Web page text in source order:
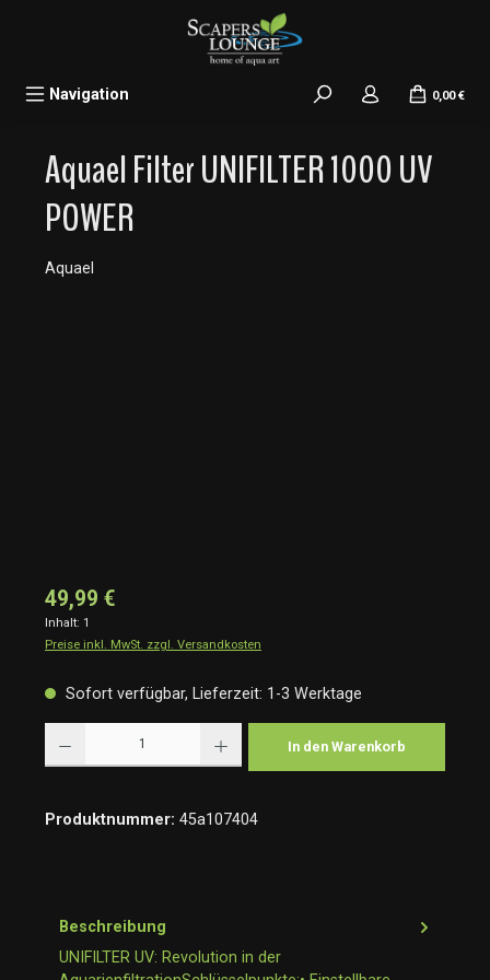
Navigation 0,00 €
Aquael Filter UNIFILTER 1000 UV
POWER
Aquael
49,99 €
Inhalt: 1
Preise inkl. MwSt. zzgl. Versandkosten
Sofort verfügbar, Lieferzeit: 1-3 Werktage
In den Warenkorb
Produktnummer: 45a107404
Beschreibung
UNIFILTER UV: Revolution in der